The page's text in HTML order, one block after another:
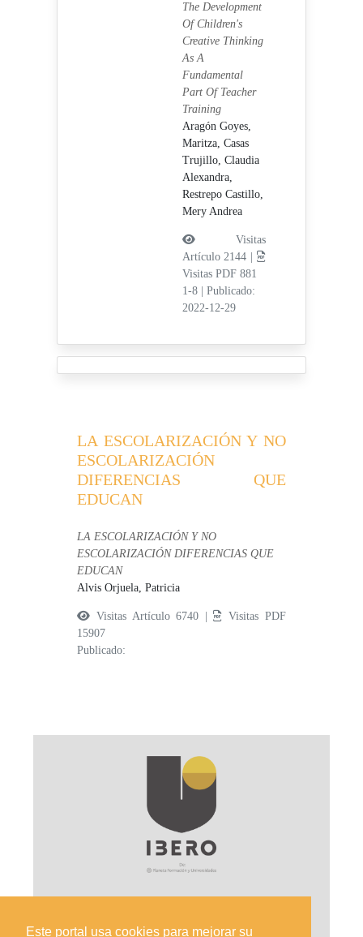
Este portal usa cookies para mejorar su
The Development
Of Children's
Creative Thinking
As A
Fundamental
Part Of Teacher
Training
Aragón Goyes,
Maritza, Casas
Trujillo, Claudia
Alexandra,
Restrepo Castillo,
Mery Andrea
Visitas
Artículo 2144 |
Visitas PDF 881
1-8
Publicado:
2022-12-29
LA ESCOLARIZACIÓN Y NO
ESCOLARIZACIÓN
DIFERENCIAS QUE
EDUCAN
LA ESCOLARIZACIÓN Y NO
ESCOLARIZACIÓN DIFERENCIAS QUE
EDUCAN
Alvis Orjuela, Patricia
Visitas Artículo 6740 |
Visitas PDF
15907
Publicado: